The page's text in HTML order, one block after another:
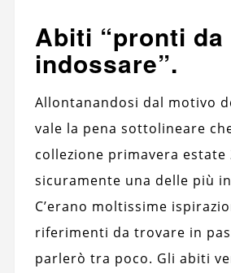
Abiti “pronti da
indossare”.
Allontanandosi dal motivo
vale la pena sottolineare
collezione primavera estate
sicuramente una delle più
C’erano moltissime
riferimenti da trovare in
parlerò tra poco. Gli abiti